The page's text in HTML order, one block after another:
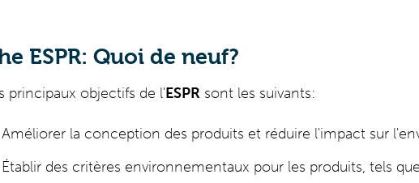
ESPR: Quoi de neuf?
principaux objectifs de l'ESPR sont les suivants:
Améliorer la conception des produits et réduire l'impact sur
Établir des critères environnementaux pour les produits, tels